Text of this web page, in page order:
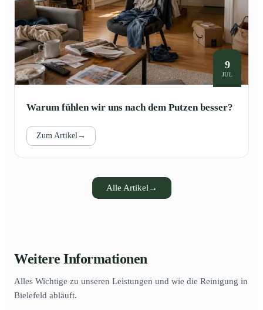
9
JUL
Warum fühlen wir uns nach dem Putzen besser?
Zum Artikel→
Alle Artikel→
Weitere Informationen
Alles Wichtige zu unseren Leistungen und wie die Reinigung in
Bielefeld abläuft.